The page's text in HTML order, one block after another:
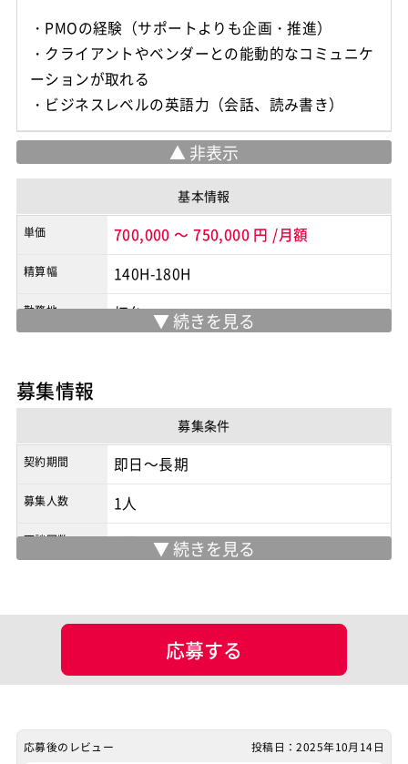
・PMOの経験（サポートよりも企画・推進）
・クライアントやベンダーとの能動的なコミュニケ
ーションが取れる
・ビジネスレベルの英語力（会話、読み書き）
基本情報
単価 700,000 ～750,000 円 /月額
精算幅 140H-180H
勤務地 初台
※実際の勤務地は応募時にご確認下さい
商流 2次請け
募集情報
募集条件
契約期間 即日～長期
募集人数 1人
面談回数 1回
服装 未設定
マッチング設定
担当工程
応募する
応募後のレビュー
投稿日：2025年10月14日